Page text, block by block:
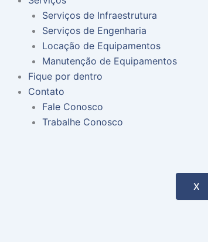
Serviços de Infraestrutura
Serviços de Engenharia
Locação de Equipamentos
Manutenção de Equipamentos
Fique por dentro
Contato
Fale Conosco
Trabalhe Conosco
X